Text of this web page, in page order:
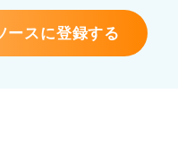
りたいです。
ていただけますか？
ースに登録する